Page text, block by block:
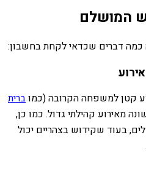
המושלם
כמה דברים שכדאי לקחת בחשבון:
קטן למשפחה הקרובה (כמוברית
מאירוע קהילתי גדול. כמו כן,
בעוד שקידוש בצהריים יכול